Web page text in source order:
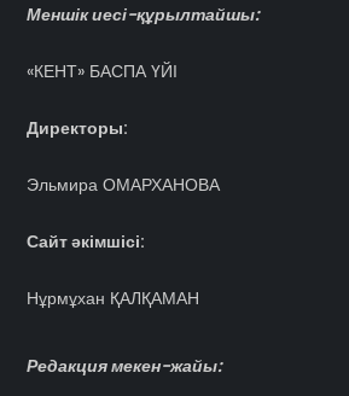
Меншік иесі-құрылтайшы:
«КЕНТ» БАСПА ҮЙІ
Директоры:
Эльмира ОМАРХАНОВА
Сайт әкімшісі:
Нұрмұхан ҚАЛҚАМАН
Редакция мекен-жайы: